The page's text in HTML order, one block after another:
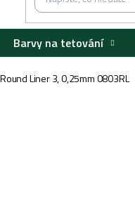
Barvy na tetování
Liner 3, 0,25mm 0803RL